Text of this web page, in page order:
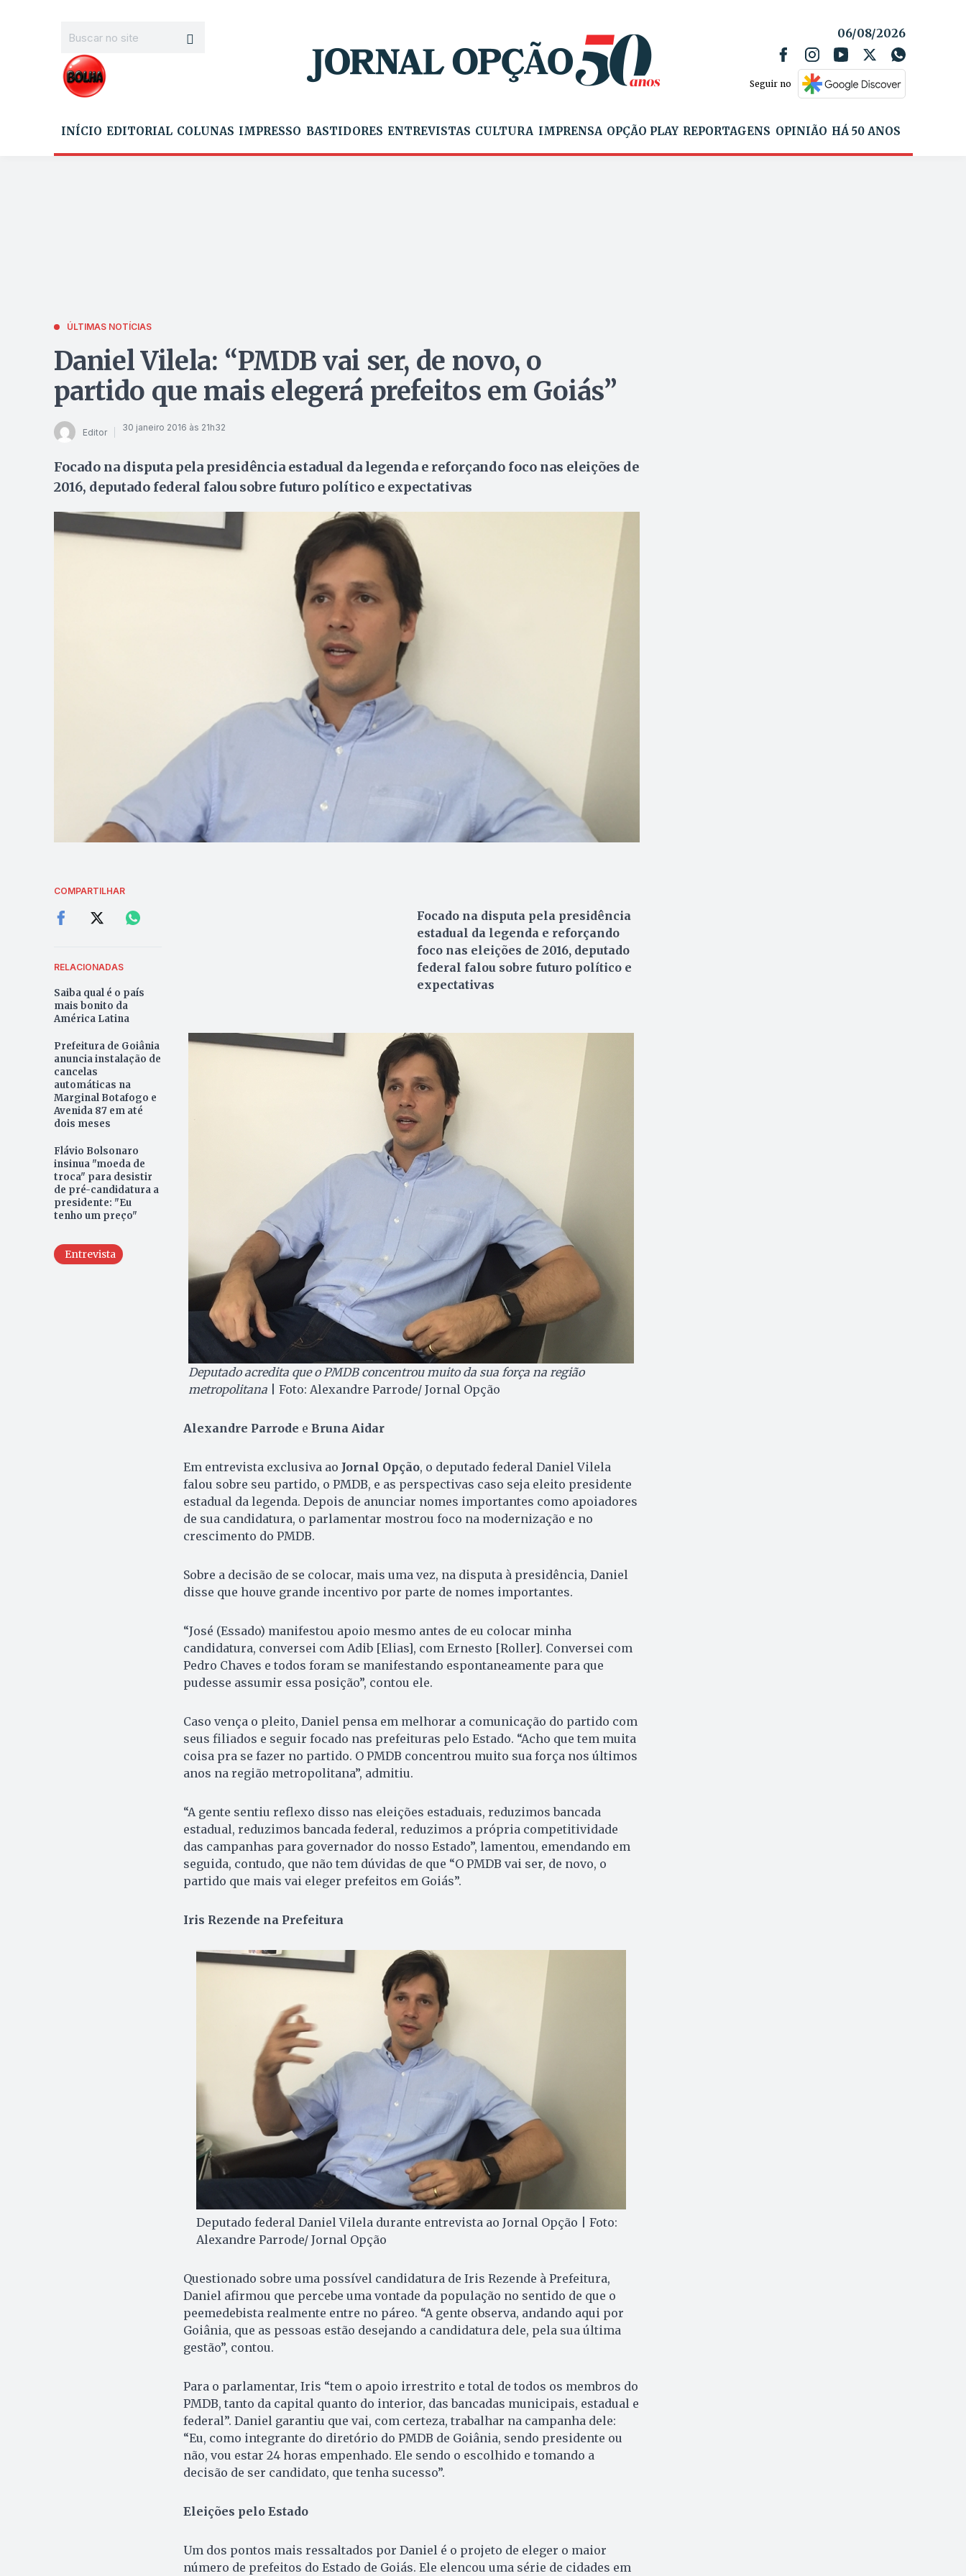
06/08/2026
Seguir no
INÍCIO EDITORIAL COLUNAS IMPRESSO BASTIDORES ENTREVISTAS CULTURA IMPRENSA OPÇÃO PLAY REPORTAGENS OPINIÃO HÁ 50 ANOS
ÚLTIMAS NOTÍCIAS
Daniel Vilela: “PMDB vai ser, de novo, o
partido que mais elegerá prefeitos em Goiás”
Editor 30 janeiro 2016 às 21h32
Focado na disputa pela presidência estadual da legenda e reforçando foco nas eleições de
2016, deputado federal falou sobre futuro político e expectativas
COMPARTILHAR
RELACIONADAS
Saiba qual é o país
mais bonito da
América Latina
Prefeitura de Goiânia
anuncia instalação de
cancelas
automáticas na
Marginal Botafogo e
Avenida 87 em até
dois meses
Flávio Bolsonaro
insinua "moeda de
troca" para desistir
de pré-candidatura a
presidente: "Eu
tenho um preço"
Entrevista
Focado na disputa pela presidência
estadual da legenda e reforçando
foco nas eleições de 2016, deputado
federal falou sobre futuro político e
expectativas
Deputado acredita que o PMDB concentrou muito da sua força na região
metropolitana | Foto: Alexandre Parrode/ Jornal Opção
Alexandre Parrode e Bruna Aidar
Em entrevista exclusiva ao Jornal Opção, o deputado federal Daniel Vilela
falou sobre seu partido, o PMDB, e as perspectivas caso seja eleito presidente
estadual da legenda. Depois de anunciar nomes importantes como apoiadores
de sua candidatura, o parlamentar mostrou foco na modernização e no
crescimento do PMDB.
Sobre a decisão de se colocar, mais uma vez, na disputa à presidência, Daniel
disse que houve grande incentivo por parte de nomes importantes.
“José (Essado) manifestou apoio mesmo antes de eu colocar minha
candidatura, conversei com Adib [Elias], com Ernesto [Roller]. Conversei com
Pedro Chaves e todos foram se manifestando espontaneamente para que
pudesse assumir essa posição”, contou ele.
Caso vença o pleito, Daniel pensa em melhorar a comunicação do partido com
seus filiados e seguir focado nas prefeituras pelo Estado. “Acho que tem muita
coisa pra se fazer no partido. O PMDB concentrou muito sua força nos últimos
anos na região metropolitana”, admitiu.
“A gente sentiu reflexo disso nas eleições estaduais, reduzimos bancada
estadual, reduzimos bancada federal, reduzimos a própria competitividade
das campanhas para governador do nosso Estado”, lamentou, emendando em
seguida, contudo, que não tem dúvidas de que “O PMDB vai ser, de novo, o
partido que mais vai eleger prefeitos em Goiás”.
Iris Rezende na Prefeitura
Deputado federal Daniel Vilela durante entrevista ao Jornal Opção | Foto:
Alexandre Parrode/ Jornal Opção
Questionado sobre uma possível candidatura de Iris Rezende à Prefeitura,
Daniel afirmou que percebe uma vontade da população no sentido de que o
peemedebista realmente entre no páreo. “A gente observa, andando aqui por
Goiânia, que as pessoas estão desejando a candidatura dele, pela sua última
gestão”, contou.
Para o parlamentar, Iris “tem o apoio irrestrito e total de todos os membros do
PMDB, tanto da capital quanto do interior, das bancadas municipais, estadual e
federal”. Daniel garantiu que vai, com certeza, trabalhar na campanha dele:
“Eu, como integrante do diretório do PMDB de Goiânia, sendo presidente ou
não, vou estar 24 horas empenhado. Ele sendo o escolhido e tomando a
decisão de ser candidato, que tenha sucesso”.
Eleições pelo Estado
Um dos pontos mais ressaltados por Daniel é o projeto de eleger o maior
número de prefeitos do Estado de Goiás. Ele elencou uma série de cidades em